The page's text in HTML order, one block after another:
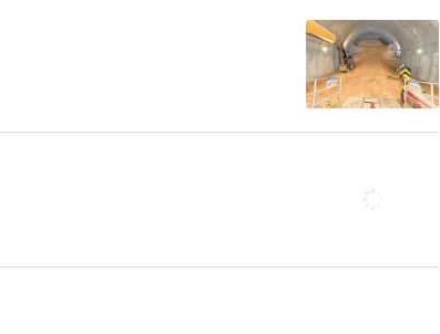
，积极聚焦渭滨区产业
建行科技金融优势，优
资源配置，为渭滨区
入了源源不断的“金融
行宝鸡分行邀请省行公